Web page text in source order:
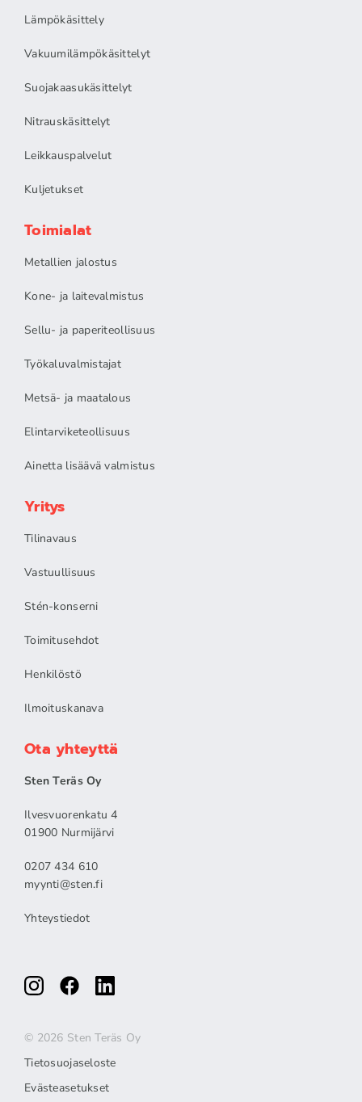
Lämpökäsittely
Vakuumilämpökäsittelyt
Suojakaasukäsittelyt
Nitrauskäsittelyt
Leikkauspalvelut
Kuljetukset
Toimialat
Metallien jalostus
Kone- ja laitevalmistus
Sellu- ja paperiteollisuus
Työkaluvalmistajat
Metsä- ja maatalous
Elintarviketeollisuus
Ainetta lisäävä valmistus
Yritys
Tilinavaus
Vastuullisuus
Stén-konserni
Toimitusehdot
Henkilöstö
Ilmoituskanava
Ota yhteyttä
Sten Teräs Oy
Ilvesvuorenkatu 4
01900 Nurmijärvi
0207 434 610
myynti@sten.fi
Yhteystiedot
© 2026 Sten Teräs Oy
Tietosuojaseloste
Evästeasetukset